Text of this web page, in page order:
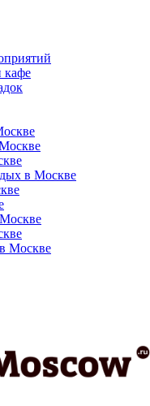
кафе
в Москве
Москве